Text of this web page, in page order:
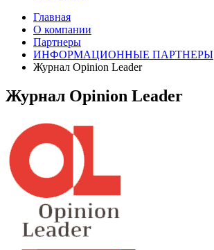
Главная
О компании
Партнеры
ИНФОРМАЦИОННЫЕ ПАРТНЕРЫ
Журнал Opinion Leader
Журнал Opinion Leader